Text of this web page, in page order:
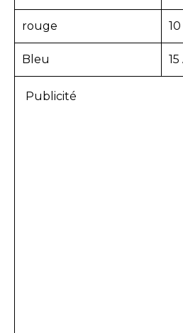
rouge
Bleu 15
Publicité